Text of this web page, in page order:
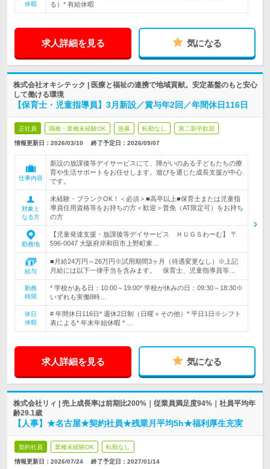
休暇
る）* 有給休暇
求人詳細を見る 気になる
株式会社オキシテック | 医療と福祉の連携で地域貢献。安定基盤のもと安心
して働ける環境
【保育士・児童指導員】3月新設／賞与年2回／年間休日116日
正社員 職種・業種未経験OK 急募 転勤なし 第二新卒歓迎
情報更新日：2026/03/10 終了予定日： 2026/09/07
仕事内容
新設の放課後等デイサービスにて、障がいのある子どもたちの療
育や生活サポートをお任せします。遊びを通じた成長支援が中心
です。
対象と
なる方
未経験・ブランクOK！＜必須＞■高卒以上■保育士または児童指
導員任用資格等をお持ちの方＜歓迎＞普免（AT限定可）をお持ち
の方
勤務地
【児童発達支援・放課後等デイサービス ＨＵＧＳわーむ】 〒
596-0047 大阪府岸和田市上野町東…
給与
■月給24万円～26万円※試用期間3ヶ月（待遇変更なし）※上記
月給には以下一律手当を含みます。 保育士、児童指導員等…
勤務
時間
* 学校がある日：10:00～19:00* 学校が休みの日：09:30～18:30※
いずれも実働8時…
休日
休暇
# 年間休日116日* 週休2日制（日曜＋その他）* 平日1日※シフト
表による* 年末年始休暇 * …
求人詳細を見る 気になる
株式会社リィ | 売上成長率は前期比200%｜従業員満足度94%｜社員平均年
齢29.1歳
【人事】★名古屋★契約社員★残業月平均5h★福利厚生充実
契約社員 業種未経験OK 転勤なし
情報更新日：2026/07/24 終了予定日： 2027/01/14